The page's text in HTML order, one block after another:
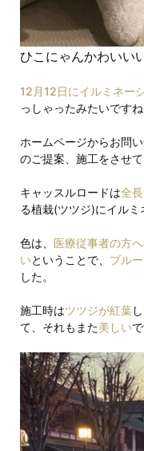
ひこにゃんかわいい
12月12日にイルミネー
っしゃったみたいですね
ホームページからお問
のご提案、施工をさせて
キャッスルロードは全
る植栽(ツツジ)にイルミ
色は、 医療従事者の方
いということで、 ブル
した。
施工時はツツジが紅葉
て、それもまた美しいで